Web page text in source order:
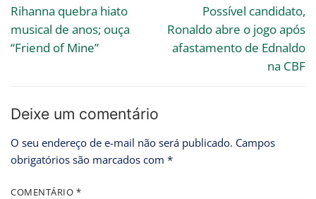
Rihanna quebra hiato
musical de anos; ouça
“Friend of Mine”
Possível candidato,
Ronaldo abre o jogo após
afastamento de Ednaldo
na CBF
Deixe um comentário
O seu endereço de e-mail não será publicado. Campos
obrigatórios são marcados com *
COMENTÁRIO *